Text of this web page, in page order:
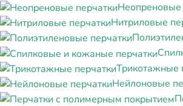
Неопреновые
Нитриловые
Трикотажные
Нейлоновые